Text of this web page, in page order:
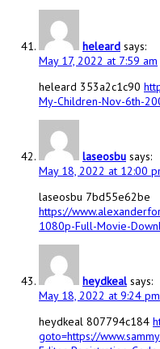
heleard says:
May 17, 2022 at 7:59 am
heleard 353a2c1c90
My-Children-Nov-6th-
laseosbu says:
May 18, 2022 at 12:00
laseosbu 7bd55e62be
https://
1080p-Full-Movie-
heydkeal says:
May 18, 2022 at 9:24 pm
heydkeal 807794c184
goto=https://